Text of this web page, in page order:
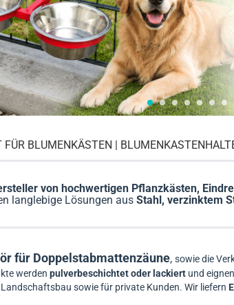
FÜR BLUMENKÄSTEN |
von hochwertigen Pflanzkästen,
langlebige Lösungen aus Stahl, verzinktem
für Doppelstabmattenzäune, sowie die
werden pulverbeschichtet oder lackiert und
sowie für private Kunden. Wir liefern